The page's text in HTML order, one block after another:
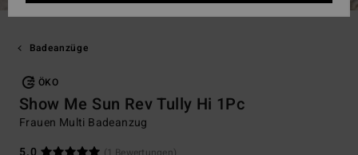
Badeanzüge
ÖKO
Show Me Sun Rev Tully Hi 1Pc
Frauen Multi Badeanzug